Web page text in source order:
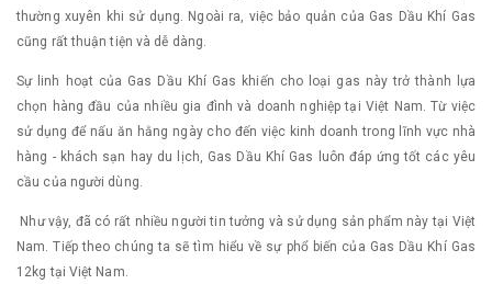
thường xuyên khi sử dụng. Ngoài ra, việc bảo quản của Gas Dầu Khí Gas
cũng rất thuận tiện và dễ dàng.
Sự linh hoạt của Gas Dầu Khí Gas khiến cho loại gas này trở thành lựa
chọn hàng đầu của nhiều gia đình và doanh nghiệp tại Việt Nam. Từ việc
sử dụng để nấu ăn hằng ngày cho đến việc kinh doanh trong lĩnh vực nhà
hàng - khách sạn hay du lịch, Gas Dầu Khí Gas luôn đáp ứng tốt các yêu
cầu của người dùng.
Như vậy, đã có rất nhiều người tin tưởng và sử dụng sản phẩm này tại Việt
Nam. Tiếp theo chúng ta sẽ tìm hiểu về sự phổ biến của Gas Dầu Khí Gas
12kg tại Việt Nam.